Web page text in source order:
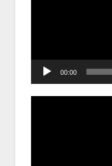
00:00